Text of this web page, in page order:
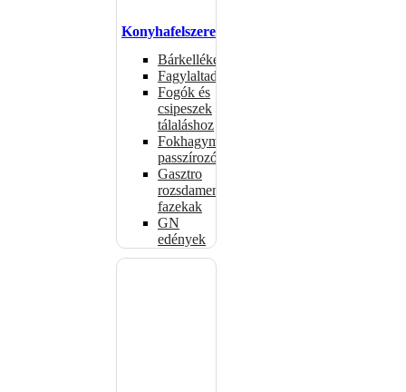
Konyhafelszerelés
Bárkellékek
Fagylaltadagolók
Fogók és
csipeszek
tálaláshoz
Fokhagymaprések,
passzírozók
Gasztro
rozsdamentes
fazekak
GN
edények